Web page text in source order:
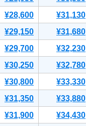
¥28,600 ¥31,130
¥29,150 ¥31,680
¥29,700 ¥32,230
¥30,250 ¥32,780
¥30,800 ¥33,330
¥31,350 ¥33,880
¥31,900 ¥34,430